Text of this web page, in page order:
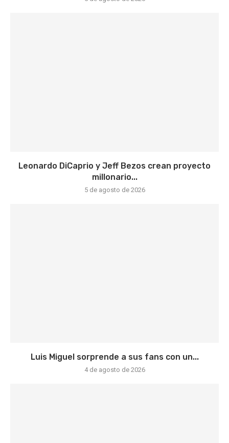
Leonardo DiCaprio y Jeff Bezos crean proyecto
millonario...
5 de agosto de 2026
Luis Miguel sorprende a sus fans con un...
4 de agosto de 2026